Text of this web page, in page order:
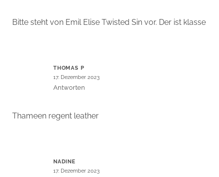
Bitte steht von Emil Elise Twisted Sin vor. Der ist klasse
THOMAS P
17. Dezember 2023
Antworten
Thameen regent leather
NADINE
17. Dezember 2023